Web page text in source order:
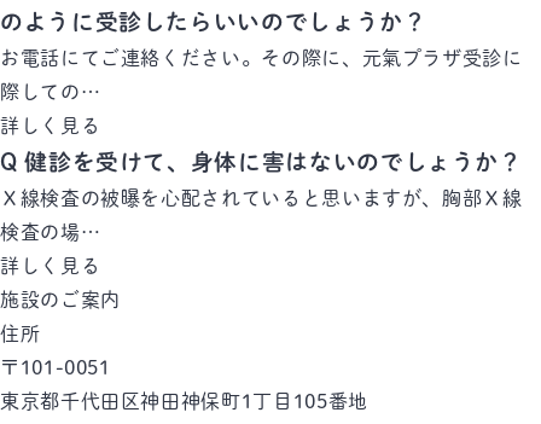
のように受診したらいいのでしょうか？
お電話にてご連絡ください。その際に、元氣プラザ受診に
際しての…
詳しく見る
Q 健診を受けて、身体に害はないのでしょうか？
Ｘ線検査の被曝を心配されていると思いますが、胸部Ｘ線
検査の場…
詳しく見る
施設のご案内
住所
〒101-0051
東京都千代田区神田神保町1丁目105番地